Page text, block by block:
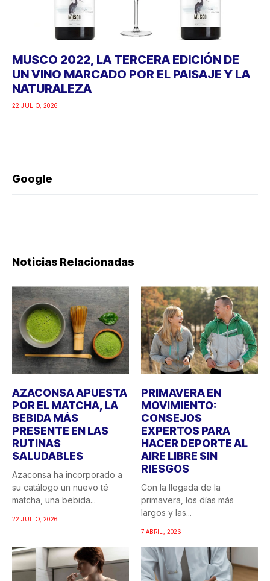
MUSCO 2022, LA TERCERA EDICIÓN DE
UN VINO MARCADO POR EL PAISAJE Y LA
NATURALEZA
22 JULIO, 2026
Google
Noticias Relacionadas
AZACONSA APUESTA
POR EL MATCHA, LA
BEBIDA MÁS
PRESENTE EN LAS
RUTINAS
SALUDABLES
Azaconsa ha incorporado a
su catálogo un nuevo té
matcha, una bebida...
22 JULIO, 2026
PRIMAVERA EN
MOVIMIENTO:
CONSEJOS
EXPERTOS PARA
HACER DEPORTE AL
AIRE LIBRE SIN
RIESGOS
Con la llegada de la
primavera, los días más
largos y las...
7 ABRIL, 2026